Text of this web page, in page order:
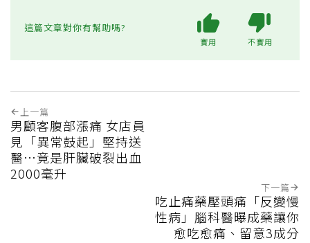
這篇文章對你有幫助嗎?
實用 不實用
上一篇
男顧客腹部漲痛 女店員
見「異常鼓起」堅持送
醫…竟是肝臟破裂出血
2000毫升
下一篇
吃止痛藥壓頭痛「反變慢
性病」腦科醫曝成藥讓你
愈吃愈痛、留意3成分